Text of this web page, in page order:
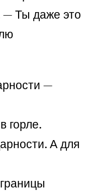
— Ты даже это
—
горле.
А для